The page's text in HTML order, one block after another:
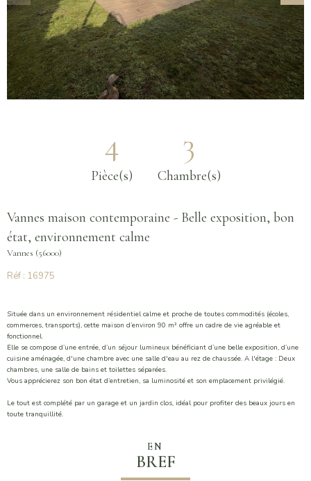
4
Pièce(s)
3
Chambre(s)
Vannes maison contemporaine - Belle exposition, bon
état, environnement calme
Vannes (56000)
Réf : 16975
Située dans un environnement résidentiel calme et proche de toutes commodités (écoles,
commerces, transports), cette maison d’environ 90 m² offre un cadre de vie agréable et
fonctionnel.
Elle se compose d’une entrée, d’un séjour lumineux bénéficiant d’une belle exposition, d’une
cuisine aménagée, d'une chambre avec une salle d'eau au rez de chaussée. A l'étage : Deux
chambres, une salle de bains et toilettes séparées.
Vous apprécierez son bon état d’entretien, sa luminosité et son emplacement privilégié.
Le tout est complété par un garage et un jardin clos, idéal pour profiter des beaux jours en
toute tranquillité.
EN
BREF